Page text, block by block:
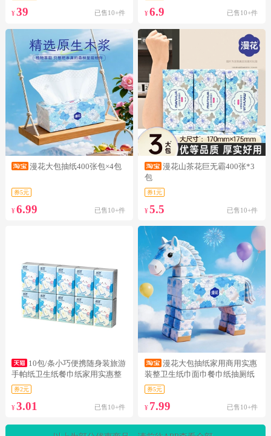
¥ 39 已售10+件 ¥6.9 已售10+件
漫花大包抽纸400张包×4包
券5元
¥ 6.99 已售10+件
漫花山茶花巨无霸400张*3
包
券1元
¥5.5 已售10+件
10包/条小巧便携随身装旅游
手帕纸卫生纸餐巾纸家用实惠整
箱批
券2元
¥ 3.01 已售10+件
漫花大包抽纸家用商用实惠
装整卫生纸巾面巾餐巾纸抽厕纸
擦手CK
券5元
¥ 7.99 已售10+件